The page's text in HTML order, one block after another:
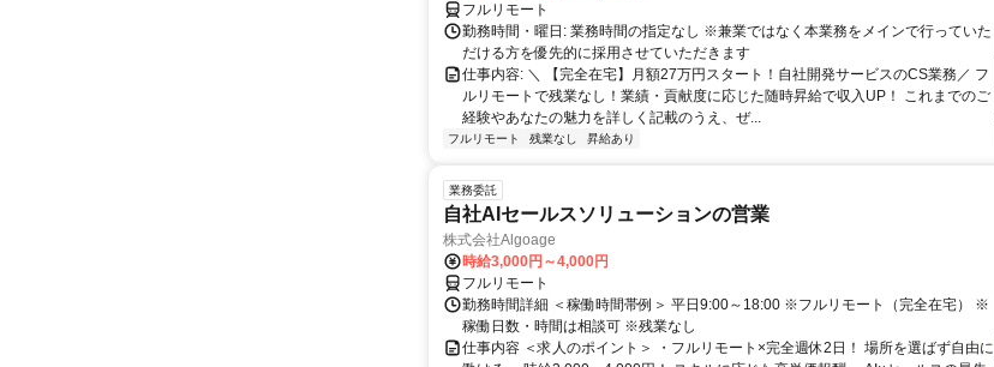
フルリモート
勤務時間・曜日: 業務時間の指定なし ※兼業ではなく本業務をメインで行っていた
だける方を優先的に採用させていただきます
仕事内容: ＼ 【完全在宅】月額27万円スタート！自社開発サービスのCS業務／ フ
ルリモートで残業なし！業績・貢献度に応じた随時昇給で収入UP！ これまでのご
経験やあなたの魅力を詳しく記載のうえ、ぜ...
フルリモート 残業なし 昇給あり
業務委託
自社AIセールスソリューションの営業
株式会社Algoage
時給3,000円～4,000円
フルリモート
勤務時間詳細 ＜稼働時間帯例＞ 平日9:00～18:00 ※フルリモート（完全在宅） ※
稼働日数・時間は相談可 ※残業なし
仕事内容 ＜求人のポイント＞ ・フルリモート×完全週休2日！ 場所を選ばず自由に